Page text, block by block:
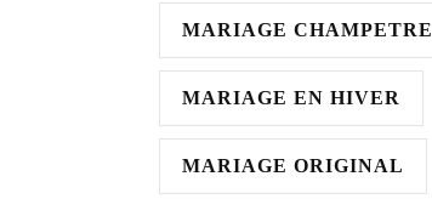
MARIAGE CHAMPETRE
MARIAGE EN HIVER
MARIAGE ORIGINAL